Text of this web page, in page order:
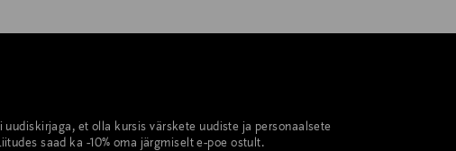
uudiskirjaga, et olla kursis värskete uudiste ja personaalsete
saad ka -10% oma järgmiselt e-poe ostult.